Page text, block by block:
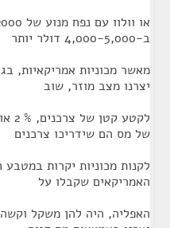
ב-4,000-5,000 דולר יותר
מאשר מכוניות אמריקאיות,
יצרנו מצב מוזר, שוב
של מס הם שידריכו צרכנים
לקנות מכוניות יקרות
האמריקאים שקבלו על
האפליה, היה להן משקל